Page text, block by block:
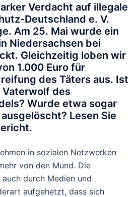
Verdacht auf illegale
Deutschland e. V.
Am 25. Mai wurde ein
Niedersachsen bei
Gleichzeitig loben wir
1.000 Euro für
des Täters aus. Ist
des
Wurde etwa sogar
Lesen Sie
in sozialen Netzwerken
von den Mund. Die
durch Medien und
aufgehetzt, dass sich